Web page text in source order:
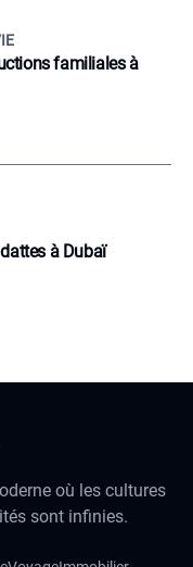
familiales à
à Dubaï
où les cultures
sont infinies.